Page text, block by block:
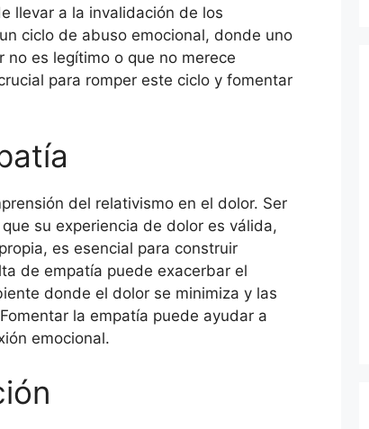
llevar a la invalidación de los
ciclo de abuso emocional, donde uno
es legítimo o que no merece
para romper este ciclo y fomentar
del relativismo en el dolor. Ser
su experiencia de dolor es válida,
es esencial para construir
de empatía puede exacerbar el
donde el dolor se minimiza y las
la empatía puede ayudar a
emocional.